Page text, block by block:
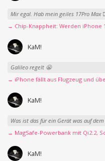
Mir egal. Hab mein geiles 17Pro Max
→ Chip-Knappheit: Werden
KaM!
Galileo regelt 😬
→ iPhone fällt aus Flugzeug und
KaM!
Was ist das für ein Gerät was auf
→ MagSafe-Powerbank mit Qi2.2,
KaM!